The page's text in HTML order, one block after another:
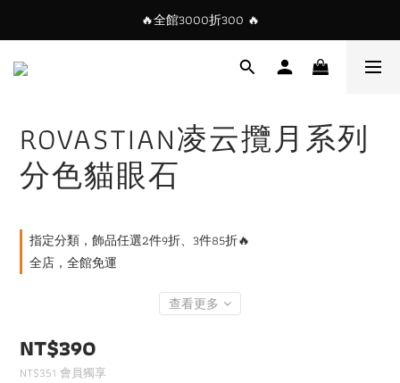
🔥全館3000折300 🔥
ROVASTIAN凌云攬月系列
分色貓眼石
指定分類，飾品任選2件9折、3件85折🔥
全店，全館免運
查看更多
NT$390
NT$351 會員獨享